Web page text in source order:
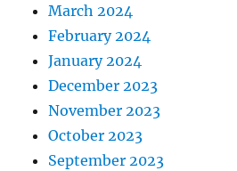
March 2024
February 2024
January 2024
December 2023
November 2023
October 2023
September 2023